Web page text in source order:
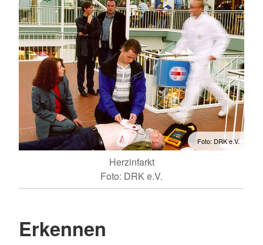
Foto: DRK e.V.
Herzinfarkt
Foto: DRK e.V.
Erkennen